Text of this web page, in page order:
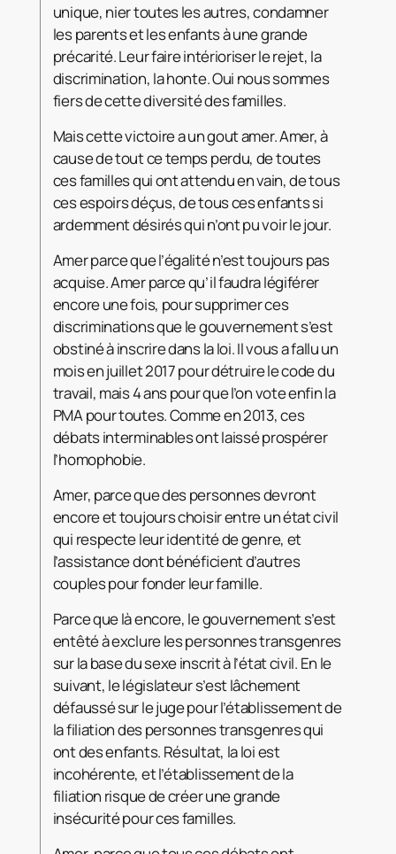
unique, nier toutes les autres, condamner
les parents et les enfants à une grande
précarité. Leur faire intérioriser le rejet, la
discrimination, la honte. Oui nous sommes
fiers de cette diversité des familles.
Mais cette victoire a un gout amer. Amer, à
cause de tout ce temps perdu, de toutes
ces familles qui ont attendu en vain, de tous
ces espoirs déçus, de tous ces enfants si
ardemment désirés qui n’ont pu voir le jour.
Amer parce que l’égalité n’est toujours pas
acquise. Amer parce qu’il faudra légiférer
encore une fois, pour supprimer ces
discriminations que le gouvernement s’est
obstiné à inscrire dans la loi. Il vous a fallu un
mois en juillet 2017 pour détruire le code du
travail, mais 4 ans pour que l’on vote enfin la
PMA pour toutes. Comme en 2013, ces
débats interminables ont laissé prospérer
l’homophobie.
Amer, parce que des personnes devront
encore et toujours choisir entre un état civil
qui respecte leur identité de genre, et
l’assistance dont bénéficient d’autres
couples pour fonder leur famille.
Parce que là encore, le gouvernement s’est
entêté à exclure les personnes transgenres
sur la base du sexe inscrit à l’état civil. En le
suivant, le législateur s’est lâchement
défaussé sur le juge pour l’établissement de
la filiation des personnes transgenres qui
ont des enfants. Résultat, la loi est
incohérente, et l’établissement de la
filiation risque de créer une grande
insécurité pour ces familles.